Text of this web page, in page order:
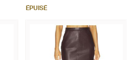
ÉPUISÉ